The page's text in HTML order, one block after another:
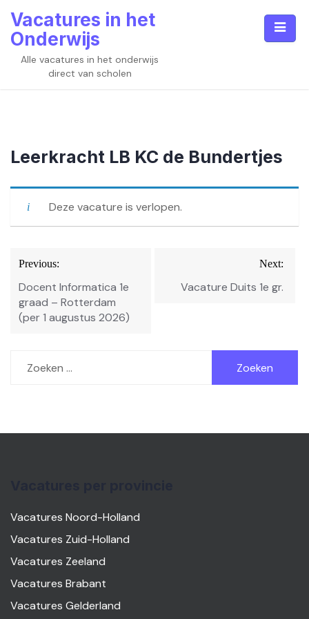
content
Vacatures in het
Onderwijs
Alle vacatures in het onderwijs
direct van scholen
Leerkracht LB KC de Bundertjes
Deze vacature is verlopen.
Bericht
navigatie
Previous:
Docent Informatica 1e
graad – Rotterdam
(per 1 augustus 2026)
Next:
Vacature Duits 1e gr.
naar:
Vacatures Noord-Holland
Vacatures Zuid-Holland
Vacatures Zeeland
Vacatures Brabant
Vacatures Gelderland